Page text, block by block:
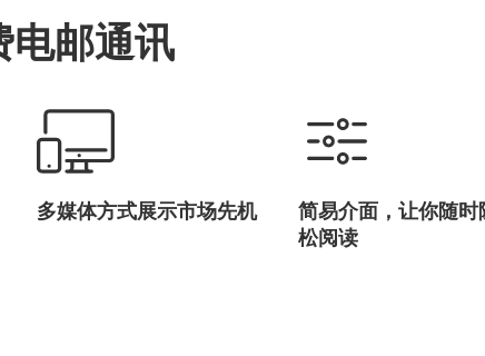
电邮通讯
多媒体方式展示市场先机
简易介面，让你随时
松阅读